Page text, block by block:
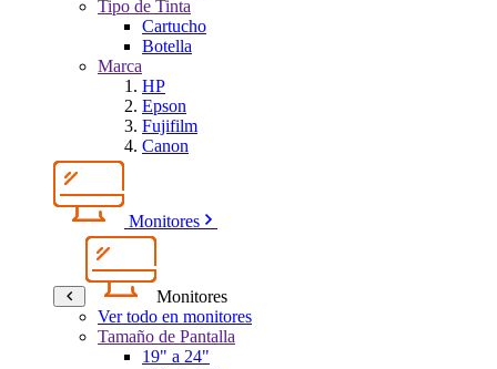
Tipo de Tinta
Cartucho
Botella
Marca
HP
Epson
Fujifilm
Canon
Monitores
Monitores
Ver todo en monitores
Tamaño de Pantalla
19" a 24"